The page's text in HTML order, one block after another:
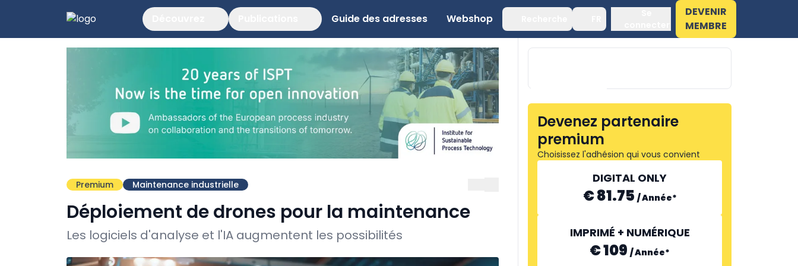
Guide des adresses Webshop
DEVENIR
MEMBRE
Premium Maintenance industrielle
Déploiement de drones pour la maintenance
Les logiciels d'analyse et l'IA augmentent les possibilités
Devenez partenaire
premium
Choisissez l'adhésion qui vous convient
DIGITAL ONLY
€ 81.75 /Année*
IMPRIMÉ + NUMÉRIQUE
€ 109 /Année*